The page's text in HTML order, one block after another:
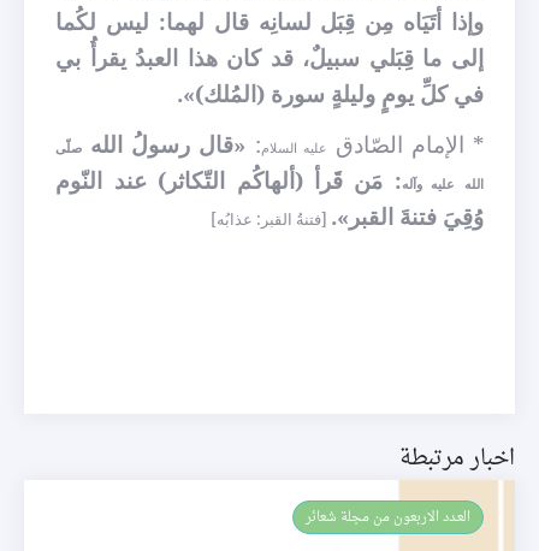
وإذا أتَيَاه مِن قِبَل لسانِه قال لهما: ليس لكُما
إلى ما قِبَلي سبيلٌ، قد كان هذا العبدُ يقرأُ بي
في كلِّ يومٍ وليلةٍ سورة (المُلك)».
* الإمام الصّادق
عليه السلام: «قال رسولُ الله صلّى
الله عليه وآله: مَن قَرأ (ألهاكُم التّكاثر) عند النّوم
وُقِيَ فتنةَ القبر». [فتنةُ القبر: عذابُه]
اخبار مرتبطة
العـدد الاربعون من مجلة شعائر